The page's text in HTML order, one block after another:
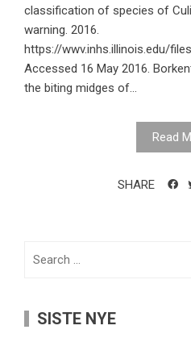
classification of species of
warning. 2016.
https://wwv.inhs.illinois.edu/
Accessed 16 May 2016.
the biting midges of...
Read
SHARE
SISTE NYE